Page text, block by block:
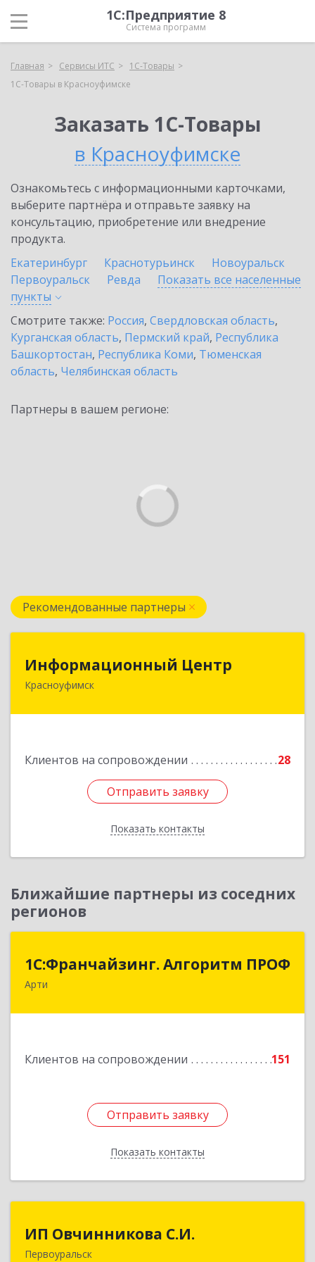
1С:Предприятие 8
Система программ
Главная Сервисы ИТС
1С-Товары
1С-Товары в Красноуфимске
Заказать 1С-Товары
в Красноуфимске
Ознакомьтесь с информационными карточками,
выберите партнёра и отправьте заявку на
консультацию, приобретение или внедрение
продукта.
Екатеринбург
Краснотурьинск
Новоуральск
Первоуральск
Ревда
Показать все населенные
пункты
Смотрите также: Россия, Свердловская область,
Курганская область, Пермский край, Республика
Башкортостан, Республика Коми, Тюменская
область, Челябинская область
Партнеры в вашем регионе:
Рекомендованные партнеры
Информационный Центр
Красноуфимск
Клиентов на сопровождении 28
Отправить заявку
Показать контакты
Информационный Центр
623300, Свердловская обл, Красноуфимск г,
Отправить заявку
Назад
Ближайшие партнеры из соседних
регионов
1С:Франчайзинг. Алгоритм ПРОФ
Арти
Клиентов на сопровождении 151
Отправить заявку
Показать контакты
1С:Франчайзинг. Алгоритм ПРОФ
623340, Свердловская обл, Артинский р-н, Арти
Отправить заявку
Назад
ИП Овчинникова С.И.
Первоуральск
623119, Свердловская обл, Первоуральск г,